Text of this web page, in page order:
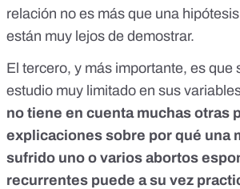
relación no es más que una
están muy lejos de demostrar.
El tercero, y más importante, es que
estudio muy limitado en sus
no tiene en cuenta muchas otras
explicaciones sobre por qué una
sufrido uno o varios abortos
recurrentes puede a su vez